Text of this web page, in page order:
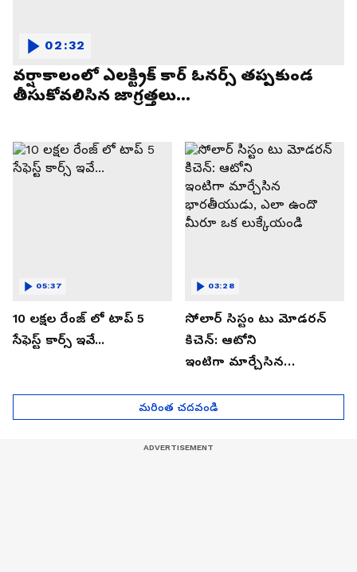
వర్షాకాలంలో ఎలక్ట్రిక్ కార్ ఓనర్స్ తప్పకుండ
తీసుకోవలిసిన జాగ్రత్తలు...
02:32
10 లక్షల రేంజ్ లో టాప్ 5
సేఫెస్ట్ కార్స్ ఇవే...
05:37
సోలార్ సిస్టం టు మోడరన్
కిచెన్: ఆటోని
ఇంటిగా మార్చేసిన
మీరూ ఒక లుక్కేయండి
03:28
మరింత చదవండి